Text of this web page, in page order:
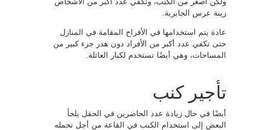
زينة عرس الجابرية.
عادة يتم استخدامها في الأفراح المقامة في المنازل
حتى تكفي عدد أكبر من الأفراد دون هدر جزء كبير من
المساحات، وهي أيضًا تستخدم لكبار العائلة.
تأجير كنب
أيضًا في حال زيادة عدد الحاضرين في الحفل يلجأ
البعض إلى استخدام الكنب في القاعة من أجل تحمله